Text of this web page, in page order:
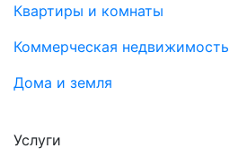
Квартиры и комнаты
Коммерческая недвижимость
Дома и земля
Услуги